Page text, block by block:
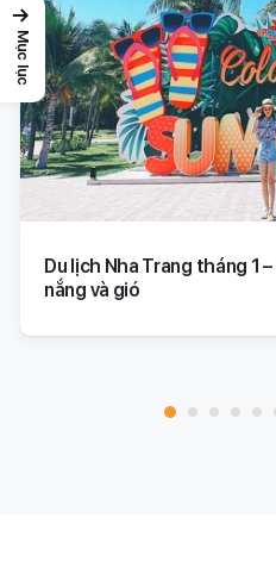
Du lịch Nha Trang tháng 1
nắng và gió
→
Mục lục